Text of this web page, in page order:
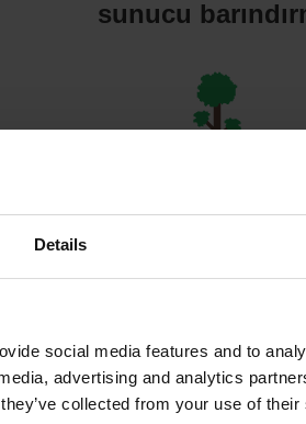
Details
social media features and to
advertising and analytics
collected from your use of
sunucu